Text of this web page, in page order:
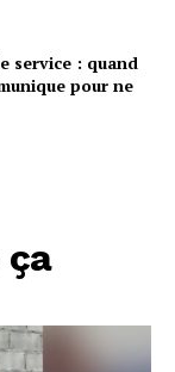
service : quand
pour ne
ça